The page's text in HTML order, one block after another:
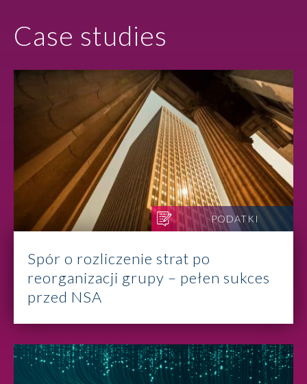
Case studies
PODATKI
Spór o rozliczenie strat po
reorganizacji grupy – pełen sukces
przed NSA